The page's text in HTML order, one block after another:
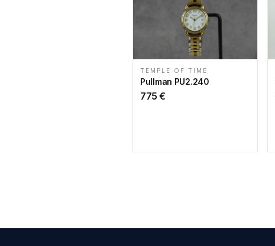
TEMPLE OF TIME
Pullman PU2.240
775 €